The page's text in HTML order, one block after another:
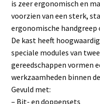
is zeer ergonomisch en
voorzien van een sterk,
ergonomische handgreep
De kast heeft
speciale modules van
gereedschappen vormen
werkzaamheden binnen
Gevuld met:
– Bit- en doppensets